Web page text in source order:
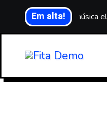
content
Em alta!
Luto na música